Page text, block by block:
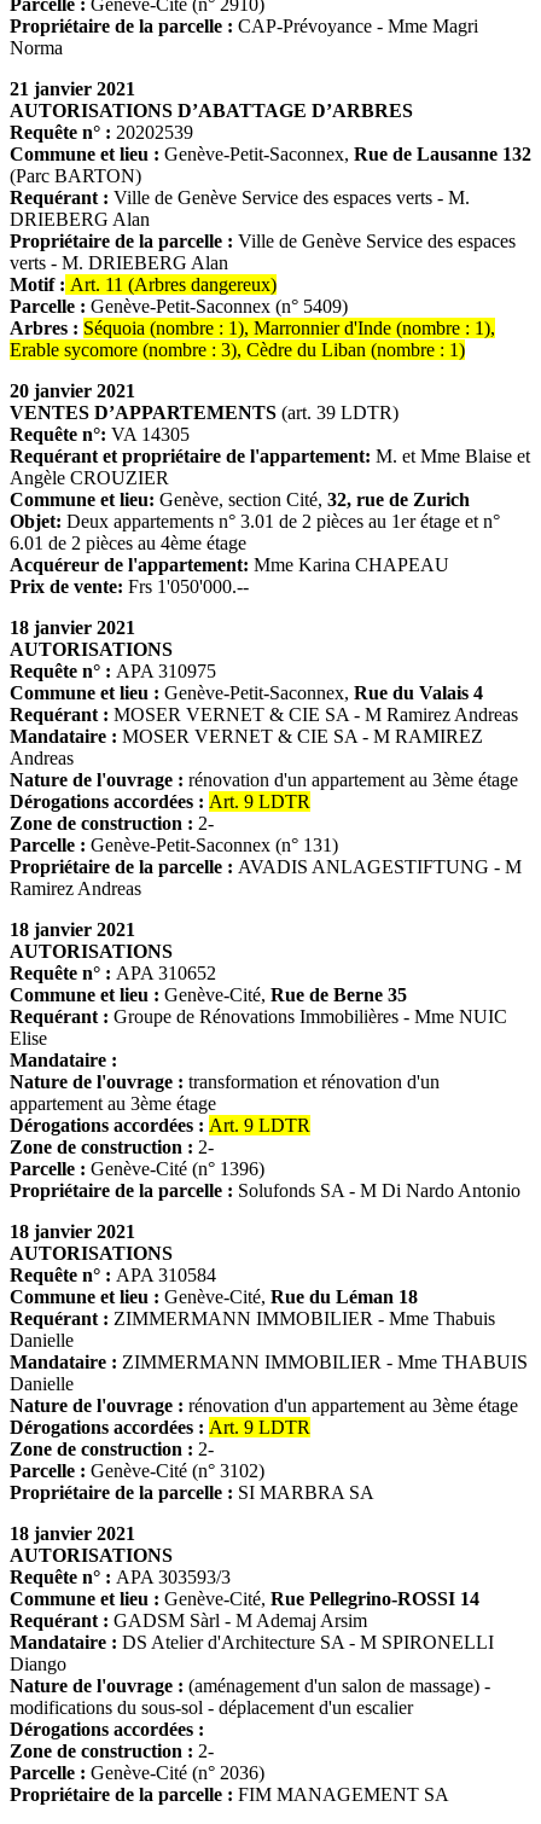
Parcelle : Genève-Cité (n° 2910)
Propriétaire de la parcelle : CAP-Prévoyance - Mme Magri
Norma
21 janvier 2021
AUTORISATIONS D’ABATTAGE D’ARBRES
Requête n° : 20202539
Commune et lieu : Genève-Petit-Saconnex, Rue de Lausanne 132
(Parc BARTON)
Requérant : Ville de Genève Service des espaces verts - M.
DRIEBERG Alan
Propriétaire de la parcelle : Ville de Genève Service des espaces
verts - M. DRIEBERG Alan
Motif : Art. 11 (Arbres dangereux)
Parcelle : Genève-Petit-Saconnex (n° 5409)
Arbres : Séquoia (nombre : 1), Marronnier d'Inde (nombre : 1),
Erable sycomore (nombre : 3), Cèdre du Liban (nombre : 1)
20 janvier 2021
VENTES D’APPARTEMENTS (art. 39 LDTR)
Requête n°: VA 14305
Requérant et propriétaire de l'appartement: M. et Mme Blaise et
Angèle CROUZIER
Commune et lieu: Genève, section Cité, 32, rue de Zurich
Objet: Deux appartements n° 3.01 de 2 pièces au 1er étage et n°
6.01 de 2 pièces au 4ème étage
Acquéreur de l'appartement: Mme Karina CHAPEAU
Prix de vente: Frs 1'050'000.--
18 janvier 2021
AUTORISATIONS
Requête n° : APA 310975
Commune et lieu : Genève-Petit-Saconnex, Rue du Valais 4
Requérant : MOSER VERNET & CIE SA - M Ramirez Andreas
Mandataire : MOSER VERNET & CIE SA - M RAMIREZ
Andreas
Nature de l'ouvrage : rénovation d'un appartement au 3ème étage
Dérogations accordées : Art. 9 LDTR
Zone de construction : 2-
Parcelle : Genève-Petit-Saconnex (n° 131)
Propriétaire de la parcelle : AVADIS ANLAGESTIFTUNG - M
Ramirez Andreas
18 janvier 2021
AUTORISATIONS
Requête n° : APA 310652
Commune et lieu : Genève-Cité, Rue de Berne 35
Requérant : Groupe de Rénovations Immobilières - Mme NUIC
Elise
Mandataire :
Nature de l'ouvrage : transformation et rénovation d'un
appartement au 3ème étage
Dérogations accordées : Art. 9 LDTR
Zone de construction : 2-
Parcelle : Genève-Cité (n° 1396)
Propriétaire de la parcelle : Solufonds SA - M Di Nardo Antonio
18 janvier 2021
AUTORISATIONS
Requête n° : APA 310584
Commune et lieu : Genève-Cité, Rue du Léman 18
Requérant : ZIMMERMANN IMMOBILIER - Mme Thabuis
Danielle
Mandataire : ZIMMERMANN IMMOBILIER - Mme THABUIS
Danielle
Nature de l'ouvrage : rénovation d'un appartement au 3ème étage
Dérogations accordées : Art. 9 LDTR
Zone de construction : 2-
Parcelle : Genève-Cité (n° 3102)
Propriétaire de la parcelle : SI MARBRA SA
18 janvier 2021
AUTORISATIONS
Requête n° : APA 303593/3
Commune et lieu : Genève-Cité, Rue Pellegrino-ROSSI 14
Requérant : GADSM Sàrl - M Ademaj Arsim
Mandataire : DS Atelier d'Architecture SA - M SPIRONELLI
Diango
Nature de l'ouvrage : (aménagement d'un salon de massage) -
modifications du sous-sol - déplacement d'un escalier
Dérogations accordées :
Zone de construction : 2-
Parcelle : Genève-Cité (n° 2036)
Propriétaire de la parcelle : FIM MANAGEMENT SA